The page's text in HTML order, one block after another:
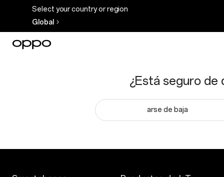
Select your country or region
Global
¿Está seguro de
arse de baja